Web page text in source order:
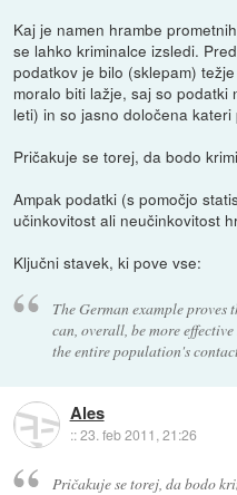
Kaj je namen hrambe
se lahko kriminalce izsledi.
podatkov je bilo (sklepam)
moralo biti lažje, saj so podatki
leti) in so jasno določena
Pričakuje se torej, da bodo
Ampak podatki (s pomočjo
učinkovitost ali neučinkovitost
Ključni stavek, ki pove vse:
The German example proves
can, overall, be more
the entire population's
Ales
::23. feb 2011, 21:26
Pričakuje se torej, da bodo